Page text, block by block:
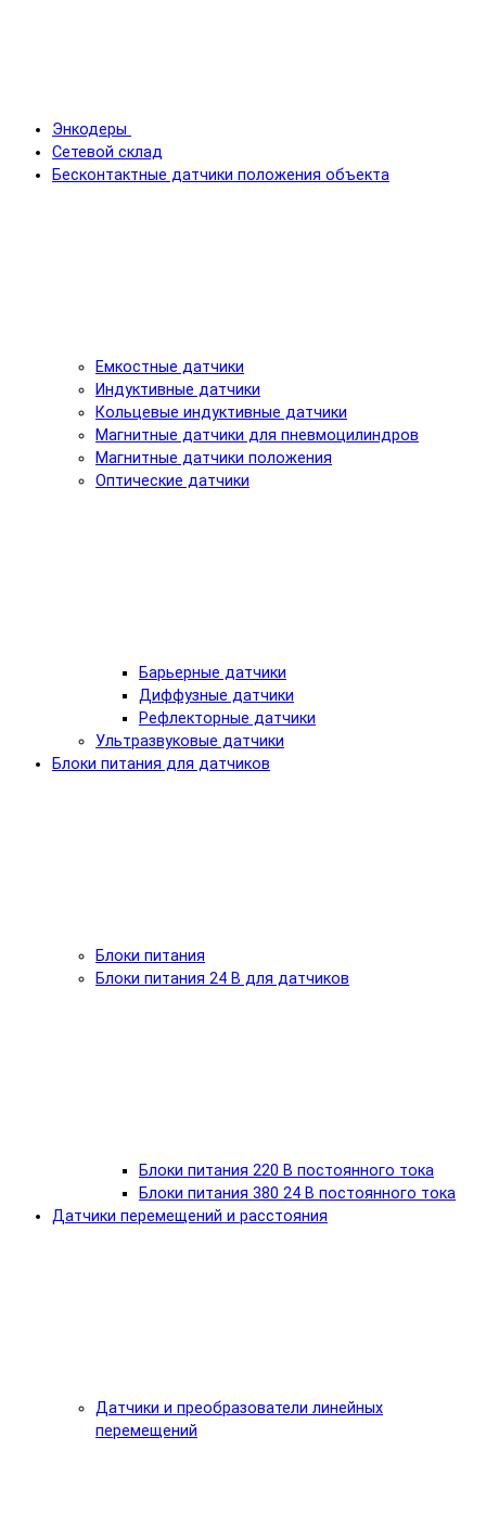
Энкодеры
Сетевой склад
Бесконтактные датчики положения объекта
Емкостные датчики
Индуктивные датчики
Кольцевые индуктивные датчики
Магнитные датчики для пневмоцилиндров
Магнитные датчики положения
Оптические датчики
Барьерные датчики
Диффузные датчики
Рефлекторные датчики
Ультразвуковые датчики
Блоки питания для датчиков
Блоки питания
Блоки питания 24 В для датчиков
Блоки питания 220 В постоянного тока
Блоки питания 380 24 В постоянного тока
Датчики перемещений и расстояния
Датчики и преобразователи линейных
перемещений